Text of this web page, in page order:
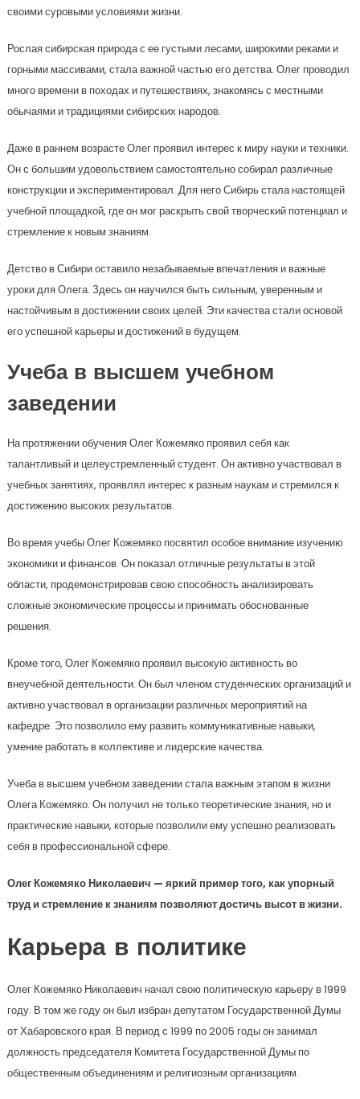
своими суровыми условиями жизни.
Рослая сибирская природа с ее густыми лесами, широкими реками и
горными массивами, стала важной частью его детства. Олег проводил
много времени в походах и путешествиях, знакомясь с местными
обычаями и традициями сибирских народов.
Даже в раннем возрасте Олег проявил интерес к миру науки и техники.
Он с большим удовольствием самостоятельно собирал различные
конструкции и экспериментировал. Для него Сибирь стала настоящей
учебной площадкой, где он мог раскрыть свой творческий потенциал и
стремление к новым знаниям.
Детство в Сибири оставило незабываемые впечатления и важные
уроки для Олега. Здесь он научился быть сильным, уверенным и
настойчивым в достижении своих целей. Эти качества стали основой
его успешной карьеры и достижений в будущем.
Учеба в высшем учебном
заведении
На протяжении обучения Олег Кожемяко проявил себя как
талантливый и целеустремленный студент. Он активно участвовал в
учебных занятиях, проявлял интерес к разным наукам и стремился к
достижению высоких результатов.
Во время учебы Олег Кожемяко посвятил особое внимание изучению
экономики и финансов. Он показал отличные результаты в этой
области, продемонстрировав свою способность анализировать
сложные экономические процессы и принимать обоснованные
решения.
Кроме того, Олег Кожемяко проявил высокую активность во
внеучебной деятельности. Он был членом студенческих организаций и
активно участвовал в организации различных мероприятий на
кафедре. Это позволило ему развить коммуникативные навыки,
умение работать в коллективе и лидерские качества.
Учеба в высшем учебном заведении стала важным этапом в жизни
Олега Кожемяко. Он получил не только теоретические знания, но и
практические навыки, которые позволили ему успешно реализовать
себя в профессиональной сфере.
Олег Кожемяко Николаевич — яркий пример того, как упорный
труд и стремление к знаниям позволяют достичь высот в жизни.
Карьера в политике
Олег Кожемяко Николаевич начал свою политическую карьеру в 1999
году. В том же году он был избран депутатом Государственной Думы
от Хабаровского края. В период с 1999 по 2005 годы он занимал
должность председателя Комитета Государственной Думы по
общественным объединениям и религиозным организациям.